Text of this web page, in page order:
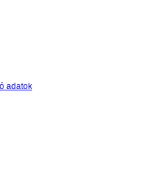
adatok